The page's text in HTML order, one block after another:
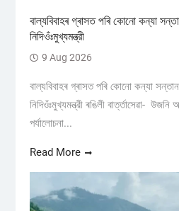
বাল্যবিবাহৰ গ্ৰাসত পৰি কোনো কন্যা
নিদিওঁঃমুখ্যমন্ত্রী
9 Aug 2026
বাল্যবিবাহৰ গ্ৰাসত পৰি কোনো কন্যা
নিদিওঁঃমুখ্যমন্ত্রী ৰঙিলী বাৰ্ত্তাসেৱা-
পৰ্যালোচনা...
Read More